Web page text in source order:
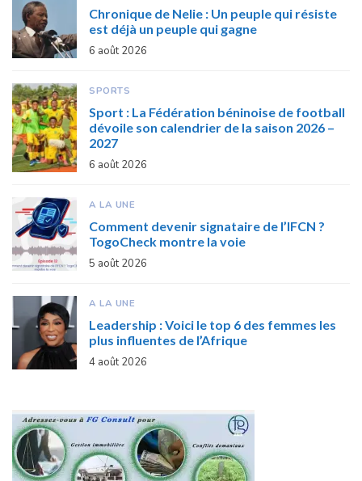
Chronique de Nelie : Un peuple qui résiste
est déjà un peuple qui gagne
6 août 2026
SPORTS
Sport : La Fédération béninoise de football
dévoile son calendrier de la saison 2026 –
2027
6 août 2026
A LA UNE
Comment devenir signataire de l’IFCN ?
TogoCheck montre la voie
5 août 2026
A LA UNE
Leadership : Voici le top 6 des femmes les
plus influentes de l’Afrique
4 août 2026